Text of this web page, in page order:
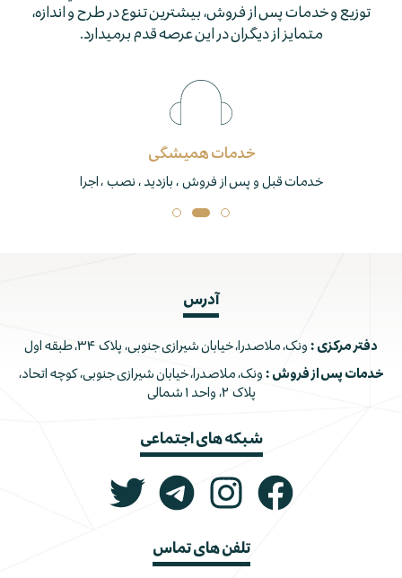
توزيع و خدمات پس از فروش، بيشترين تنوع در طرح و اندازه،
متمايز از ديگران در اين عرصه قدم برمي­دارد.
خدمات همیشگی
خدمات قبل و پس از فروش ، بازدید ، نصب ، اجرا
آدرس
دفتر مرکزی : ونک، ملاصدرا، خیابان شیرازی جنوبی، پلاک ۳۴، طبقه اول
خدمات پس از فروش : ونک، ملاصدرا، خیابان شیرازی جنوبی، کوچه اتحاد،
پلاک ۲، واحد ۱ شمالی
شبکه های اجتماعی
تلفن های تماس